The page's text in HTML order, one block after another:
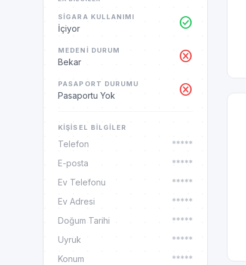
SIGARA KULLANIMI
İçiyor check_circle
MEDENI DURUM
Bekar cancel
PASAPORT DURUMU
Pasaportu Yok cancel
KIŞISEL BILGILER
Telefon
*****
E-posta
*****
Ev Telefonu
*****
Ev Adresi
*****
Doğum Tarihi
*****
Uyruk
*****
Konum
*****